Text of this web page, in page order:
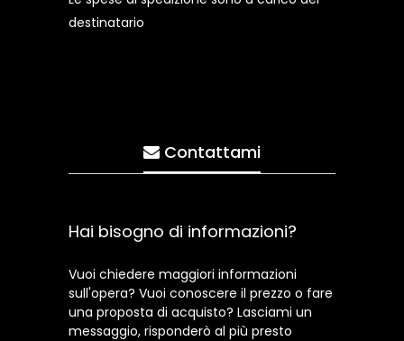
destinatario
Contattami
Hai bisogno di informazioni?
Vuoi chiedere maggiori informazioni
sull'opera? Vuoi conoscere il prezzo o fare
una proposta di acquisto? Lasciami un
messaggio, risponderò al più presto